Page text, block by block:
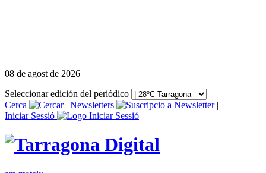
08 de agost de 2026
Seleccionar edición del periódico
Cerca
| Newsletters
|
Iniciar Sessió